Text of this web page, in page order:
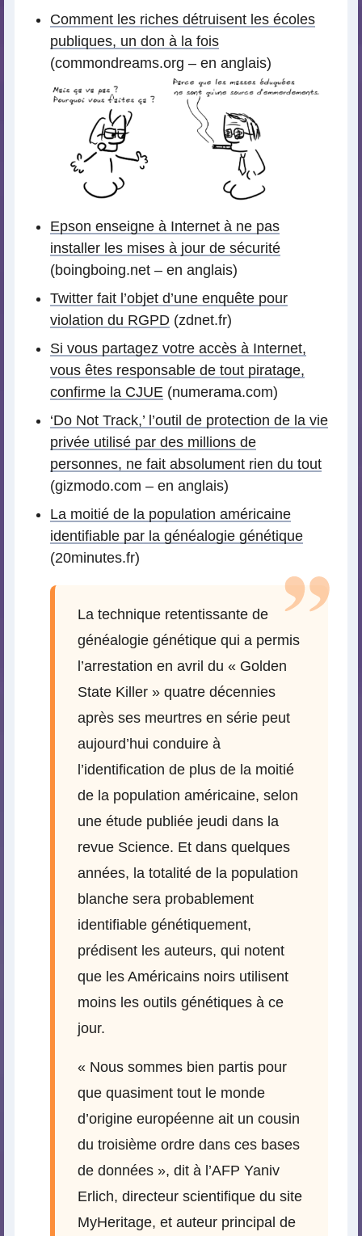
Comment les riches détruisent les écoles
publiques, un don à la fois
(commondreams.org – en anglais)
Epson enseigne à Internet à ne pas
installer les mises à jour de sécurité
(boingboing.net – en anglais)
Twitter fait l’objet d’une enquête pour
violation du RGPD (zdnet.fr)
Si vous partagez votre accès à Internet,
vous êtes responsable de tout piratage,
confirme la CJUE (numerama.com)
‘Do Not Track,’ l’outil de protection de la vie
privée utilisé par des millions de
personnes, ne fait absolument rien du tout
(gizmodo.com – en anglais)
La moitié de la population américaine
identifiable par la généalogie génétique
(20minutes.fr)
La technique retentissante de
généalogie génétique qui a permis
l’arrestation en avril du « Golden
State Killer » quatre décennies
après ses meurtres en série peut
aujourd’hui conduire à
l’identification de plus de la moitié
de la population américaine, selon
une étude publiée jeudi dans la
revue Science. Et dans quelques
années, la totalité de la population
blanche sera probablement
identifiable génétiquement,
prédisent les auteurs, qui notent
que les Américains noirs utilisent
moins les outils génétiques à ce
jour.
« Nous sommes bien partis pour
que quasiment tout le monde
d’origine européenne ait un cousin
du troisième ordre dans ces bases
de données », dit à l’AFP Yaniv
Erlich, directeur scientifique du site
MyHeritage, et auteur principal de